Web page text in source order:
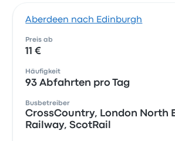
Aberdeen nach Edinburgh
Preis ab
11 €
Häufigkeit
93 Abfahrten pro Tag
Busbetreiber
CrossCountry, London North
Railway, ScotRail